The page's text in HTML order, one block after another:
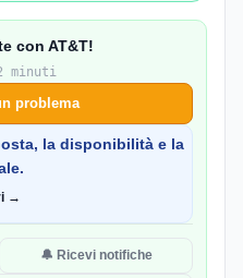
con AT&T!
minuti
problema
la disponibilità e la
→
🔔 Ricevi notifiche